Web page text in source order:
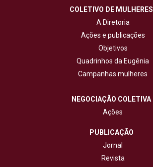
COLETIVO DE MULHERES
A Diretoria
Ações e publicações
Objetivos
Quadrinhos da Eugênia
Campanhas mulheres
NEGOCIAÇÃO COLETIVA
Ações
PUBLICAÇÃO
Jornal
Revista